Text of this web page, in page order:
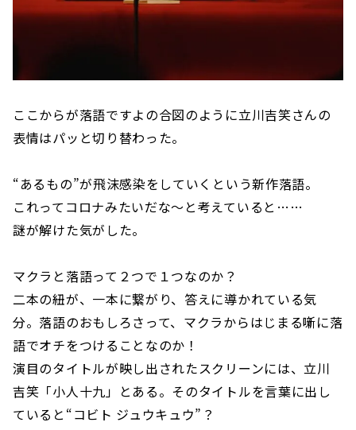
ここからが落語ですよの合図のように立川吉笑さんの
表情はパッと切り替わった。
“あるもの”が飛沫感染をしていくという新作落語。
これってコロナみたいだな〜と考えていると……
謎が解けた気がした。
マクラと落語って２つで１つなのか？
二本の紐が、一本に繋がり、答えに導かれている気
分。落語のおもしろさって、マクラからはじまる噺に落
語でオチをつけることなのか！
演目のタイトルが映し出されたスクリーンには、立川
吉笑「小人十九」とある。そのタイトルを言葉に出し
ていると“コビト ジュウキュウ”？